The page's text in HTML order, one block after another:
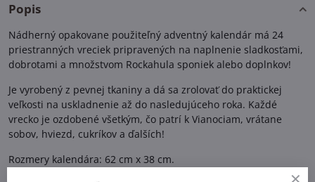
Popis
Nádherný opakovane použiteľný adventný kalendár má 24
priestranných vreciek pripravených na naplnenie sladkosťami,
dobrotami a množstvom Rockahula sponiek alebo doplnkov!
Je vyrobený z pevnej tkaniny a dá sa zrolovať do praktickej
veľkosti na uskladnenie až do nasledujúceho roka. Každé
vrecko je ozdobené všetkým, čo patrí k Vianociam, vrátane
sobov, hviezd, cukríkov a ďalších!
Rozmery kalendára: 62 cm x 38 cm.